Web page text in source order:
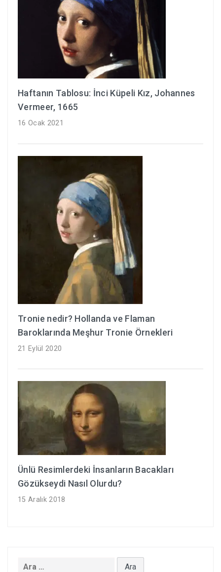
Haftanın Tablosu: İnci Küpeli Kız, Johannes
Vermeer, 1665
16 Ocak 2021
Tronie nedir? Hollanda ve Flaman
Baroklarında Meşhur Tronie Örnekleri
21 Eylül 2020
Ünlü Resimlerdeki İnsanların Bacakları
Gözükseydi Nasıl Olurdu?
15 Aralık 2018
Arama: